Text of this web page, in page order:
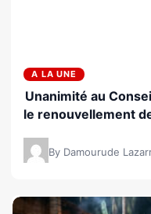
A LA UNE
Unanimité au
le renouvellement
By Damourude